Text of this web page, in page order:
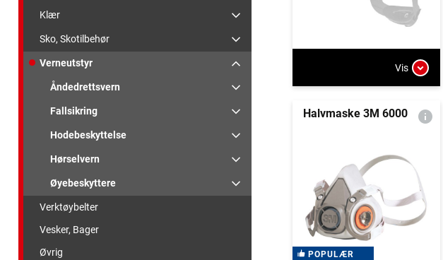
Klær
Sko, Skotilbehør
Verneutstyr
Åndedrettsvern
Fallsikring
Hodebeskyttelse
Hørselvern
Øyebeskyttere
Verktøybelter
Vesker, Bager
Øvrig
Vis
Halvmaske 3M 6000
POPULÆR